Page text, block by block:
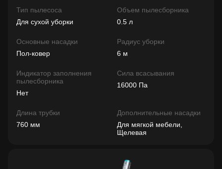
Тип пылесоса
Для сухой уборки
Объем пылесборника
0.5 л
Основные насадки
Пол-ковер
Радиус уборки
6 м
Индикатор заполнения
пылесборника
Нет
Сила всасывания
16000 Па
Длина трубки
760 мм
Дополнительные насадки
Для мягкой мебели,
Щелевая